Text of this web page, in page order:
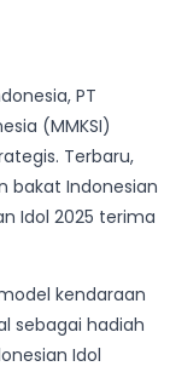
PT
(MMKSI)
Terbaru,
bakat Indonesian
Idol 2025 terima
kendaraan
sebagai hadiah
Idol